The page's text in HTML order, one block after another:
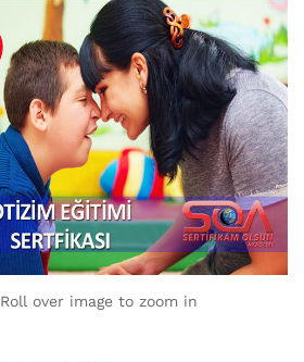
Roll over image to zoom in